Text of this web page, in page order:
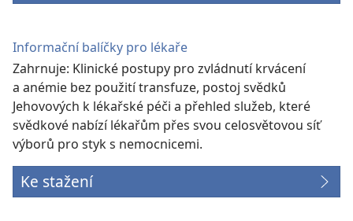
Informační balíčky pro lékaře
Zahrnuje: Klinické postupy pro zvládnutí krvácení
a anémie bez použití transfuze, postoj svědků
Jehovových k lékařské péči a přehled služeb, které
svědkové nabízí lékařům přes svou celosvětovou síť
výborů pro styk s nemocnicemi.
Ke stažení